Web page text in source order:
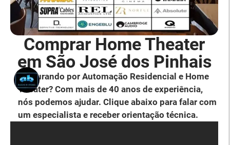
Comprar Home Theater
em São José dos Pinhais
Procurando por Automação Residencial e Home
Theater? Com mais de 40 anos de experiência,
nós podemos ajudar. Clique abaixo para falar com
um especialista e receber orientação técnica.